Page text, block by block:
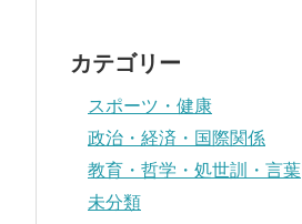
カテゴリー
スポーツ・健康
政治・経済・国際関係
教育・哲学・処世訓・言葉
未分類